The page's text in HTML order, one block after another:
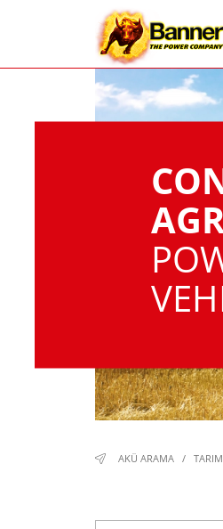
AKÜ ARAMA /